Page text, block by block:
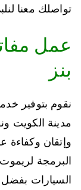
تواصلك معنا
عمل
بنز
نقوم بتوفير
مدينة الكويت
وإتقان وكفاءة
البرمجة
السيارات